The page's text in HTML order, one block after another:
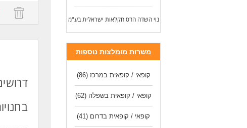
נוי השדה הדס חקלאות ישראלית בע"מ
משרות מומלצות נוספות
קופאי / קופאית במרכז (86)
קופאי / קופאית בשפלה (62)
קופאי / קופאית בדרום (41)
שכר 37 שח לשעה
הסעות
משמרת
ללא